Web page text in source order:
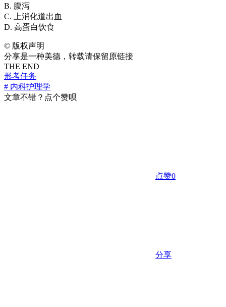
B. 腹泻
C. 上消化道出血
D. 高蛋白饮食
© 版权声明
分享是一种美德，转载请保留原链接
THE END
形考任务
# 内科护理学
文章不错？点个赞呗
点赞0
分享